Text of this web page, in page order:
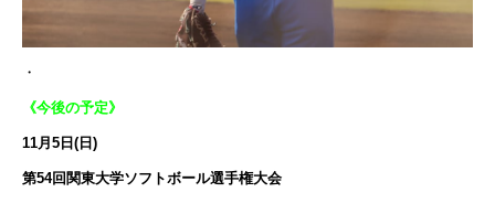
・
《今後の予定》
11月5日(日)
第54回関東大学ソフトボール選手権大会